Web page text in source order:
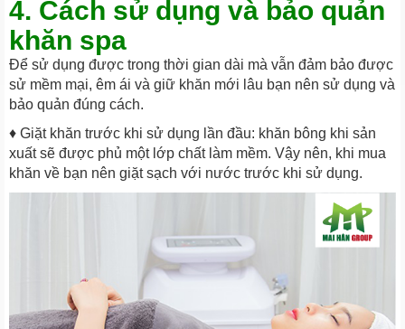
4. Cách sử dụng và bảo quản
khăn spa
Để sử dụng được trong thời gian dài mà vẫn đảm bảo được
sử mềm mại, êm ái và giữ khăn mới lâu bạn nên sử dụng và
bảo quản đúng cách.
♦ Giặt khăn trước khi sử dụng lần đầu: khăn bông khi sản
xuất sẽ được phủ một lớp chất làm mềm. Vậy nên, khi mua
khăn về bạn nên giặt sạch với nước trước khi sử dụng.